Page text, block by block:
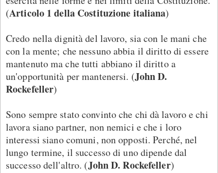
(Articolo 1 della Costituzione italiana)
Credo nella dignità del lavoro, sia con le mani che
con la mente; che nessuno abbia il diritto di essere
mantenuto ma che tutti abbiano il diritto a
un'opportunità per mantenersi. (John D.
Rockefeller)
Sono sempre stato convinto che chi dà lavoro e chi
lavora siano partner, non nemici e che i loro
interessi siano comuni, non opposti. Perché, nel
lungo termine, il successo di uno dipende dal
successo dell'altro. (John D. Rockefeller)